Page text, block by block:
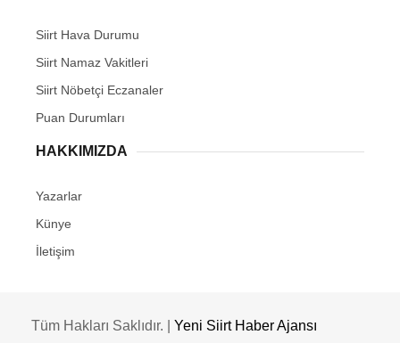
Siirt Hava Durumu
Siirt Namaz Vakitleri
Siirt Nöbetçi Eczanaler
Puan Durumları
HAKKIMIZDA
Yazarlar
Künye
İletişim
Tüm Hakları Saklıdır. | Yeni Siirt Haber Ajansı